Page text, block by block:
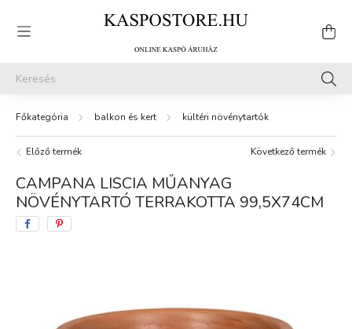
balkon és kert kültéri növénytartók
Előző termék Következő termék
CAMPANA LISCIA MŰANYAG
NÖVÉNYTARTÓ TERRAKOTTA 99,5X74CM